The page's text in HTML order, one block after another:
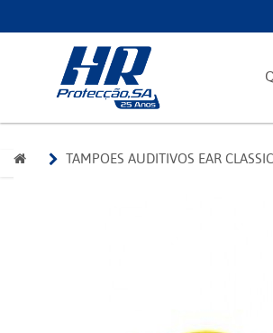
TAMPOES AUDITIVOS EAR